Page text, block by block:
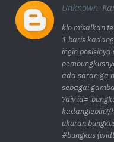
Unknown
klo misalkan
1 baris
ingin
ada saran ga
sebagai
?div
kadanglebih?/
ukuran
#bungkus